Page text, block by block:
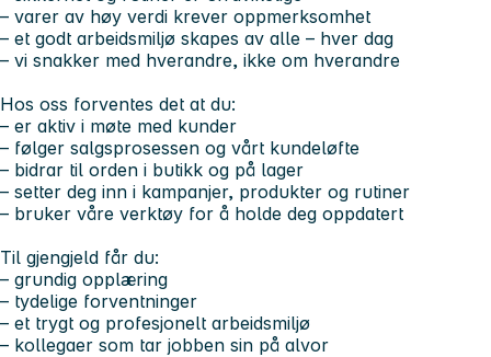
– varer av høy verdi krever oppmerksomhet
– et godt arbeidsmiljø skapes av alle – hver dag
– vi snakker med hverandre, ikke om hverandre
Hos oss forventes det at du:
– er aktiv i møte med kunder
– følger salgsprosessen og vårt kundeløfte
– bidrar til orden i butikk og på lager
– setter deg inn i kampanjer, produkter og rutiner
– bruker våre verktøy for å holde deg oppdatert
Til gjengjeld får du:
– grundig opplæring
– tydelige forventninger
– et trygt og profesjonelt arbeidsmiljø
– kollegaer som tar jobben sin på alvor